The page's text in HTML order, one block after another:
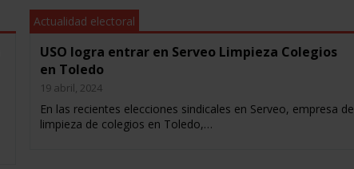
Actualidad electoral
USO logra entrar en Serveo Limpieza Colegios
en Toledo
19 abril, 2024
En las recientes elecciones sindicales en Serveo, empresa de
limpieza de colegios en Toledo,…